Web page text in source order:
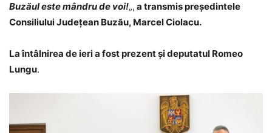
Buzăul este mândru de voi!„, a transmis președintele
Consiliului Județean Buzău, Marcel Ciolacu.
La întâlnirea de ieri a fost prezent și deputatul Romeo
Lungu.